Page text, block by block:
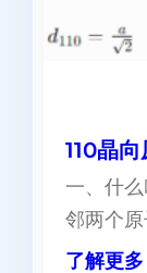
110晶
一、什
邻两个
了解更多